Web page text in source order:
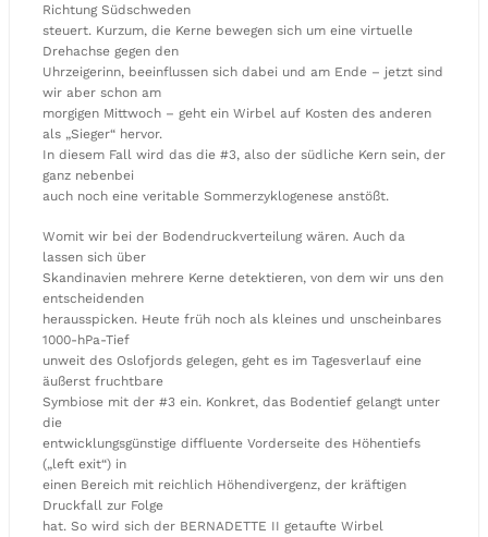
Richtung Südschweden
steuert. Kurzum, die Kerne bewegen sich um eine virtuelle
Drehachse gegen den
Uhrzeigerinn, beeinflussen sich dabei und am Ende – jetzt sind
wir aber schon am
morgigen Mittwoch – geht ein Wirbel auf Kosten des anderen
als „Sieger“ hervor.
In diesem Fall wird das die #3, also der südliche Kern sein, der
ganz nebenbei
auch noch eine veritable Sommerzyklogenese anstößt.
Womit wir bei der Bodendruckverteilung wären. Auch da
lassen sich über
Skandinavien mehrere Kerne detektieren, von dem wir uns den
entscheidenden
herausspicken. Heute früh noch als kleines und unscheinbares
1000-hPa-Tief
unweit des Oslofjords gelegen, geht es im Tagesverlauf eine
äußerst fruchtbare
Symbiose mit der #3 ein. Konkret, das Bodentief gelangt unter
die
entwicklungsgünstige diffluente Vorderseite des Höhentiefs
(„left exit“) in
einen Bereich mit reichlich Höhendivergenz, der kräftigen
Druckfall zur Folge
hat. So wird sich der BERNADETTE II getaufte Wirbel